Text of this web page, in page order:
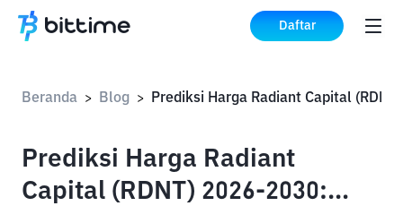
Daftar
Beranda > Blog >
Prediksi Harga Radiant
Capital (RDNT) 2026-2030: